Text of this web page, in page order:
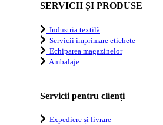
SERVICII ȘI PRODUSE
Industria textilă
Servicii imprimare etichete
Echiparea magazinelor
Ambalaje
Servicii pentru clienți
Expediere și livrare